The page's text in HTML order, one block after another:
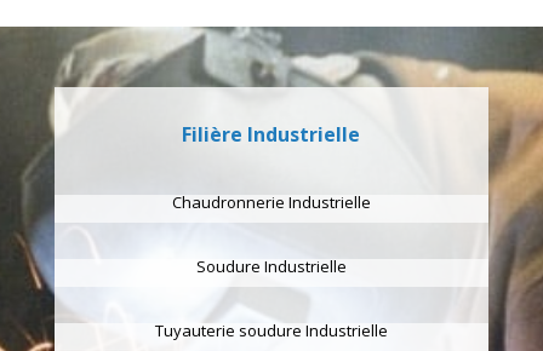
Filière Industrielle
Chaudronnerie Industrielle
Soudure Industrielle
Tuyauterie soudure Industrielle